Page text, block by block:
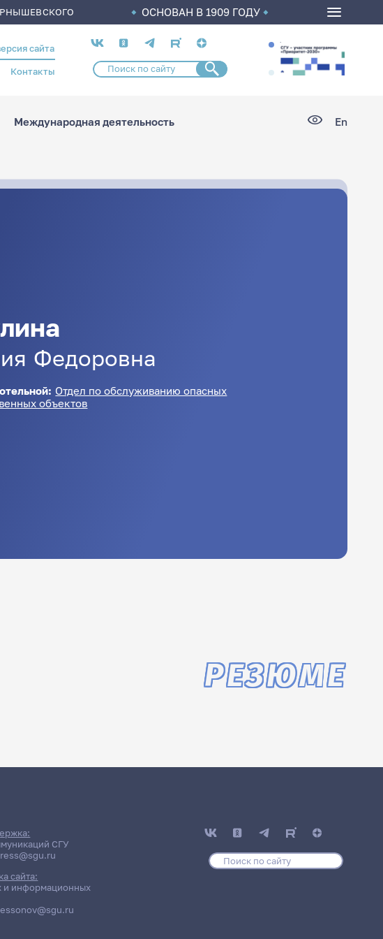
ОСНОВАН В 1909 ГОДУ
сайта
Контакты
Социальные
сети
Международная деятельность En
Федоровна
Отдел по обслуживанию опасных
объектов
РЕЗЮМЕ
СГУ
сайта:
и информационных